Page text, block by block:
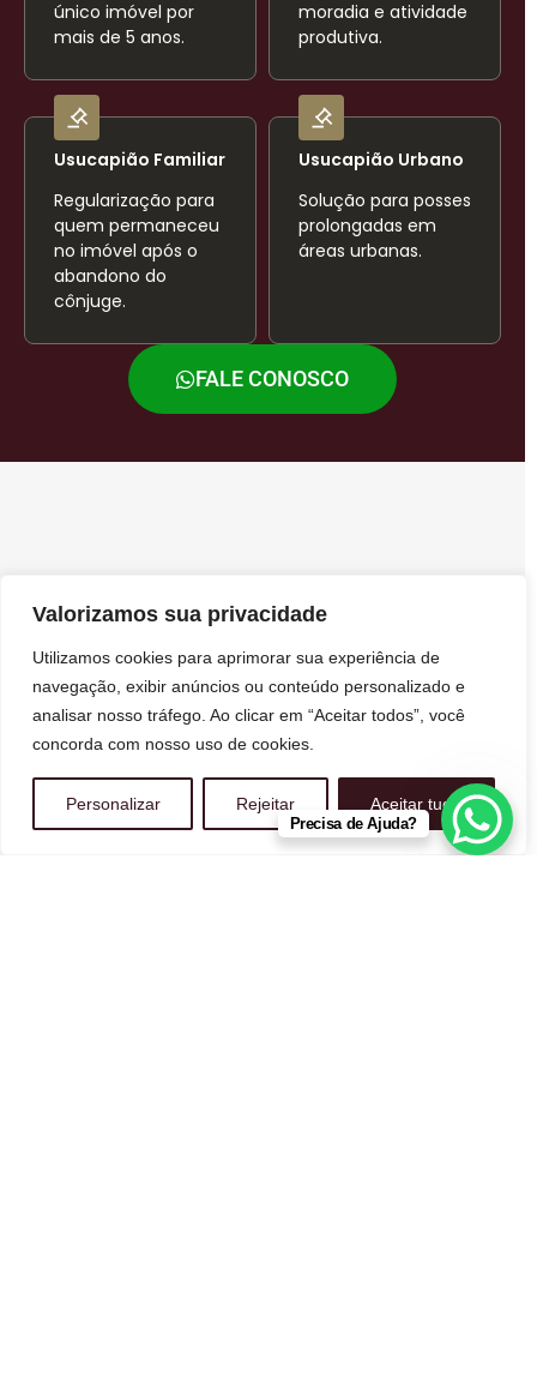
Valorizamos sua privacidade
Utilizamos cookies para aprimorar sua experiência de
navegação, exibir anúncios ou conteúdo personalizado e
analisar nosso tráfego. Ao clicar em “Aceitar todos”, você
concorda com nosso uso de cookies.
Personalizar Rejeitar Aceitar tudo
único imóvel por
mais de 5 anos.
moradia e atividade
produtiva.
Usucapião Familiar
Regularização para
quem permaneceu
no imóvel após o
abandono do
cônjuge.
Usucapião Urbano
Solução para posses
prolongadas em
áreas urbanas.
FALE CONOSCO
Precisa de Ajuda?